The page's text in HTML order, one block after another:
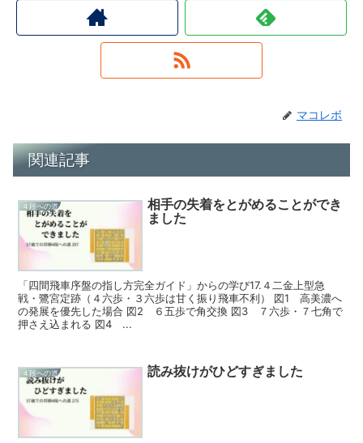
マコレボ
関連記事
４段への道
相手の失着をとがめることができ
ました
「四間飛車序盤の指し方完全ガイド」からの学び17.４二金上型急
戦・鷺宮定跡（４六歩・３六歩は甘く振り飛車不利） 図1 高美濃へ
の発展を優先した場合 図2 ６五歩で角交換 図3 ７六歩・７七角で
押さえ込まれる 図4 ...
４段への道 読み抜けがひどすぎました